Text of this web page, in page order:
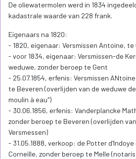
De oliewatermolen werd in 1834
kadastrale waarde van 228 frank.
Eigenaars na 1820:
- 1820, eigenaar: Versmissen Antoine, te
- voor 1834, eigenaar: Versmissen-de
weduwe, zonder beroep te Gent
- 25.07.1854, erfenis: Versmissen
te Beveren (overlijden van de weduwe
moulin à eau")
- 30.06.1856, erfenis: Vanderplancke
zonder beroep te Beveren (overlijden
Versmessen)
- 31.05.1888, verkoop: de Potter
Corneille, zonder beroep te Melle